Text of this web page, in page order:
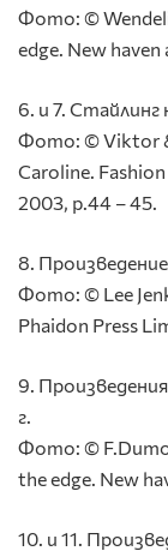
Фото: ©
edge. New
6. и 7.
Фото: © Viktor &
Caroline.
2003, p.44 – 45.
8.
Фото: © Lee
Phaidon Press
9.
г.
Фото: ©
the edge. New
10. и 11.